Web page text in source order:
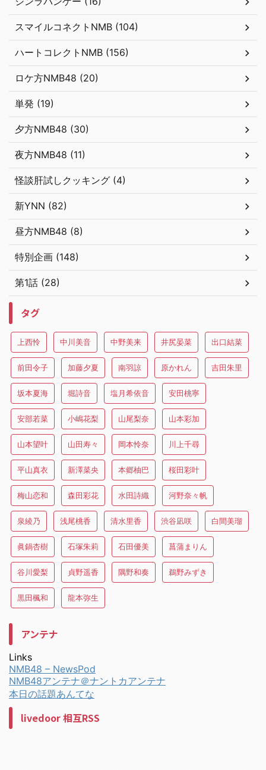
スマイルコネクトNMB (104)
ハートコレクトNMB (156)
ロケ方NMB48 (20)
単発 (19)
夕方NMB48 (30)
夜方NMB48 (11)
怪談肝試しクッキング (4)
新YNN (82)
昼方NMB48 (8)
特別企画 (148)
第1話 (28)
タグ
上西怜 中川美音 中野美来 井尻晏菜 出口結菜
前田令子 加藤夕夏 南羽諒 原かれん 吉田朱里
坂本夏海 堀詩音 塩月希依音 安田桃寧
安部若菜 小嶋花梨 山尾梨奈 山本彩加
山本望叶 山田寿々 岡本怜奈 川上千尋
平山真衣 新澤菜央 本郷柚巴 桜田彩叶
梅山恋和 森田彩花 水田詩織 河野奈々帆
泉綾乃 浅尾桃香 清水里香 渋谷凪咲 白間美瑠
眞鍋杏樹 石塚朱莉 石田優美 菖蒲まりん
谷川愛梨 貞野遥香 隅野和奏 鵜野みずき
黒田楓和 龍本弥生
アンテナ
Links
NMB48 – NewsPod
NMB48アンテナ＠ナントカアンテナ
本日の話題あんてな
livedoor 相互RSS